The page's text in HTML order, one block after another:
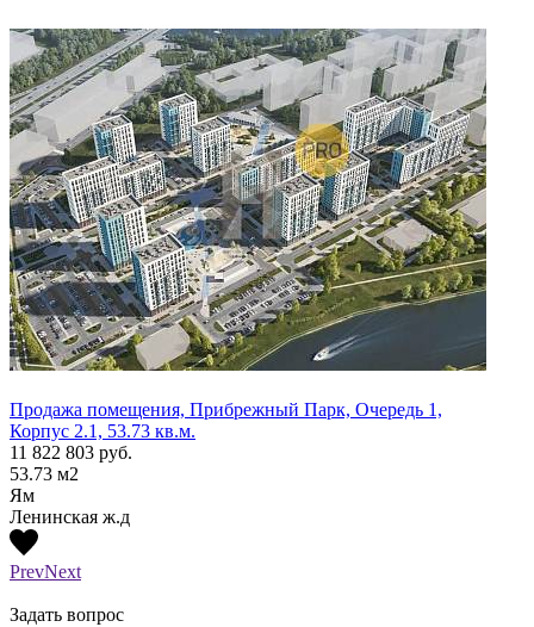
Продажа помещения, Прибрежный Парк, Очередь 1,
Корпус 2.1, 53.73 кв.м.
11 822 803 руб.
53.73 м2
Ям
Ленинская ж.д
PrevNext
Задать вопрос